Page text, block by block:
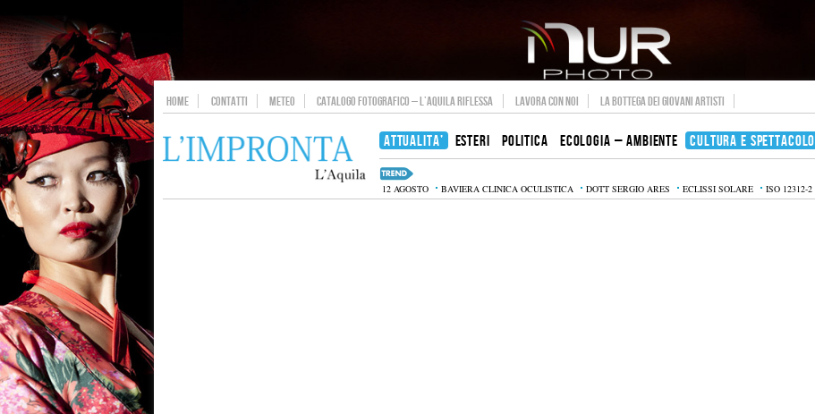
HOME CONTATTI METEO CATALOGO FOTOGRAFICO – L’AQUILA RIFLESSA LAVORA CON NOI LA BOTTEGA DEI GIOVANI ARTISTI
ATTUALITA’ ESTERI POLITICA ECOLOGIA – AMBIENTE CULTURA E SPETTACOLO
12 AGOSTO BAVIERA CLINICA OCULISTICA DOTT SERGIO ARES ECLISSI SOLARE ISO 12312-2